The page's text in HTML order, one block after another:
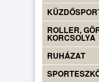
ROLLER,
KORCSOLYA
RUHÁZAT